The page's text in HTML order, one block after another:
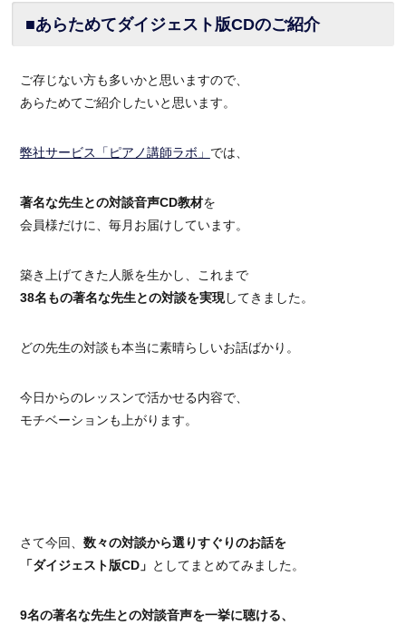
■あらためてダイジェスト版CDのご紹介
ご存じない方も多いかと思いますので、
あらためてご紹介したいと思います。
弊社サービス「ピアノ講師ラボ」 では、
著名な先生との対談音声CD教材を
会員様だけに、毎月お届けしています。
築き上げてきた人脈を生かし、これまで
38名もの著名な先生との対談を実現してきました。
どの先生の対談も本当に素晴らしいお話ばかり。
今日からのレッスンで活かせる内容で、
モチベーションも上がります。
さて今回、 数々の対談から選りすぐりのお話を
「ダイジェスト版CD」 としてまとめてみました。
9名の著名な先生との対談音声を一挙に聴ける、